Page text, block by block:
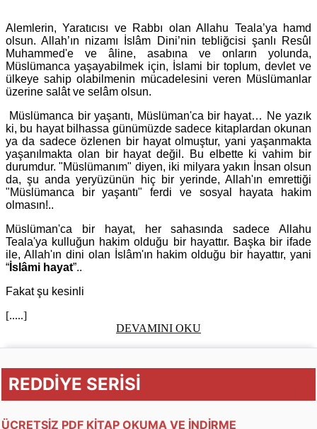
Alemlerin, Yaratıcısı ve Rabbı olan Allahu Teala’ya hamd
olsun. Allah’ın nizamı İslâm Dini’nin tebliğcisi şanlı Resûl
Muhammed'e ve âline, asabına ve onların yolunda,
Müslümanca yaşayabilmek için, İslami bir toplum, devlet ve
ülkeye sahip olabilmenin mücadelesini veren Müslümanlar
üzerine salât ve selâm olsun.
Müslümanca bir yaşantı, Müslüman'ca bir hayat… Ne yazık
ki, bu hayat bilhassa günümüzde sadece kitaplardan okunan
ya da sadece özlenen bir hayat olmuştur, yani yaşanmakta
yaşanılmakta olan bir hayat değil. Bu elbette ki vahim bir
durumdur. "Müslümanım" diyen, iki milyara yakın İnsan olsun
da, şu anda yeryüzünün hiç bir yerinde, Allah'ın emrettiği
"Müslümanca bir yaşantı" ferdi ve sosyal hayata hakim
olmasın!..
Müslüman'ca bir hayat, her sahasında sadece Allahu
Teala'ya kulluğun hakim olduğu bir hayattır. Başka bir ifade
ile, Allah'ın dini olan İslâm'ın hakim olduğu bir hayattır, yani
“ İslâmi hayat”..
Fakat şu kesinli
[.....]
DEVAMINI OKU
REDDİYE SERİSİ
ÜCRETSİZ PDF KİTAP OKUMA VE İNDİRME